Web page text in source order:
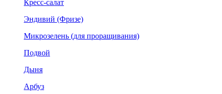
Кресс-салат
Эндивий (Фризе)
Микрозелень (для проращивания)
Подвой
Дыня
Арбуз